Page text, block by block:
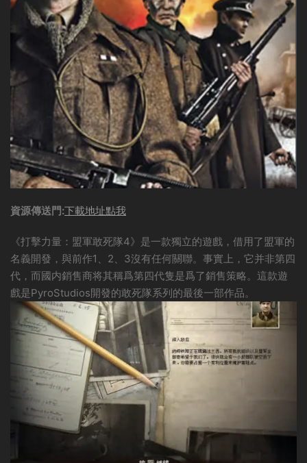
資源傳送門:下載地址點我
《打擊力量：盟軍敢死隊4》是一款獨立的遊戲，借用了盟軍的
名義開發，與前作1、2、3沒有任何關聯。事實上，它并非第四
代，而國内銷售商将其稱爲第四代隻是爲了銷售策略。這款遊
戲是PyroStudios開發的敢死隊系列的最後一部作品。